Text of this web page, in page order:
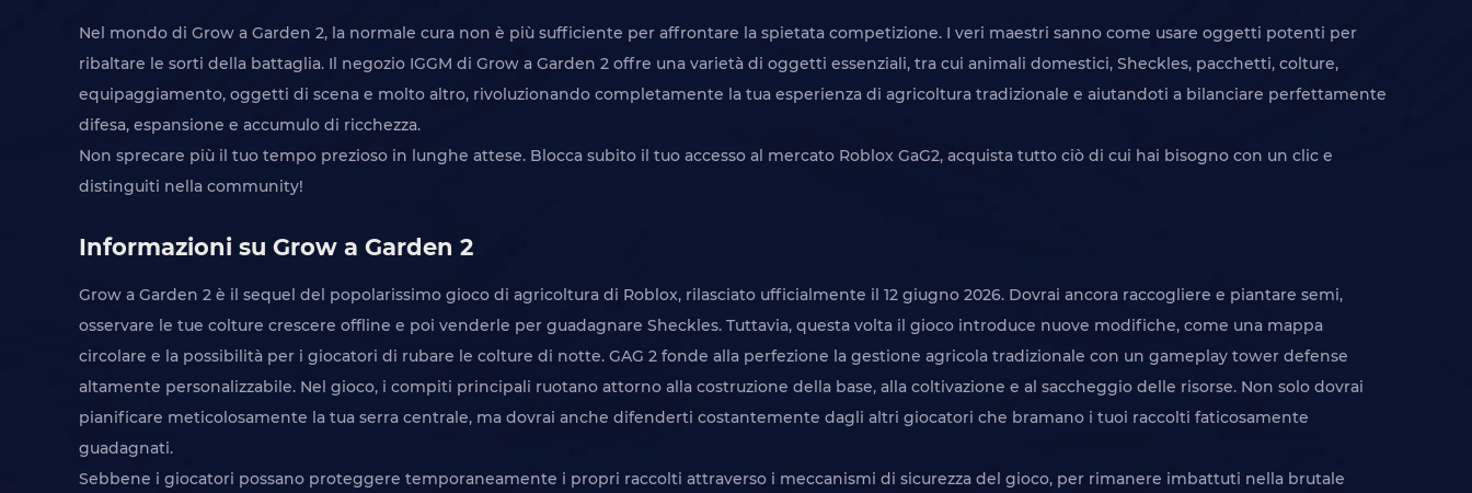
Nel mondo di Grow a Garden 2, la normale cura non è più sufficiente per affrontare la spietata competizione. I veri maestri sanno come usare oggetti potenti per
ribaltare le sorti della battaglia. Il negozio IGGM di Grow a Garden 2 offre una varietà di oggetti essenziali, tra cui animali domestici, Sheckles, pacchetti, colture,
equipaggiamento, oggetti di scena e molto altro, rivoluzionando completamente la tua esperienza di agricoltura tradizionale e aiutandoti a bilanciare perfettamente
difesa, espansione e accumulo di ricchezza.
Non sprecare più il tuo tempo prezioso in lunghe attese. Blocca subito il tuo accesso al mercato Roblox GaG2, acquista tutto ciò di cui hai bisogno con un clic e
distinguiti nella community!
Informazioni su Grow a Garden 2
Grow a Garden 2 è il sequel del popolarissimo gioco di agricoltura di Roblox, rilasciato ufficialmente il 12 giugno 2026. Dovrai ancora raccogliere e piantare semi,
osservare le tue colture crescere offline e poi venderle per guadagnare Sheckles. Tuttavia, questa volta il gioco introduce nuove modifiche, come una mappa
circolare e la possibilità per i giocatori di rubare le colture di notte. GAG 2 fonde alla perfezione la gestione agricola tradizionale con un gameplay tower defense
altamente personalizzabile. Nel gioco, i compiti principali ruotano attorno alla costruzione della base, alla coltivazione e al saccheggio delle risorse. Non solo dovrai
pianificare meticolosamente la tua serra centrale, ma dovrai anche difenderti costantemente dagli altri giocatori che bramano i tuoi raccolti faticosamente
guadagnati.
Sebbene i giocatori possano proteggere temporaneamente i propri raccolti attraverso i meccanismi di sicurezza del gioco, per rimanere imbattuti nella brutale